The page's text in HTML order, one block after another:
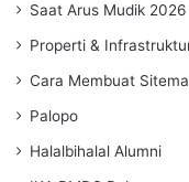
Saat Arus Mudik 2026
Properti &
Cara Membuat
Palopo
Halalbihalal Alumni